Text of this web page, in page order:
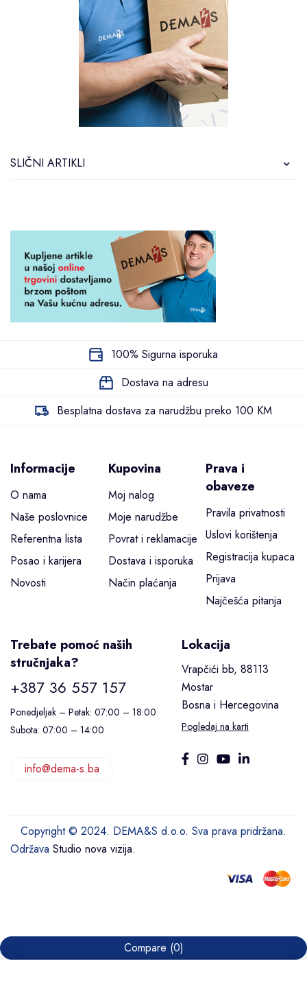
SLIČNI ARTIKLI
100% Sigurna isporuka
Dostava na adresu
Besplatna dostava za narudžbu preko 100 KM
Informacije
O nama
Naše poslovnice
Referentna lista
Posao i karijera
Novosti
Kupovina
Moj nalog
Moje narudžbe
Povrat i reklamacije
Dostava i isporuka
Način plaćanja
Prava i
obaveze
Pravila privatnosti
Uslovi korištenja
Registracija kupaca
Prijava
Najčešća pitanja
Trebate pomoć naših
stručnjaka?
+387 36 557 157
Ponedjeljak – Petak: 07:00 – 18:00
Subota: 07:00 – 14:00
info@dema-s.ba
Lokacija
Vrapčići bb, 88113
Mostar
Bosna i Hercegovina
Pogledaj na karti
Copyright © 2024. DEMA&S d.o.o. Sva prava pridržana.
Održava Studio nova vizija.
Compare (0)